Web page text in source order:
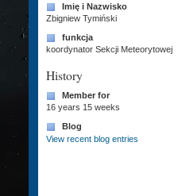
Imię i Nazwisko
Zbigniew Tymiński
funkcja
koordynator Sekcji Meteorytowej
History
Member for
16 years 15 weeks
Blog
View recent blog entries